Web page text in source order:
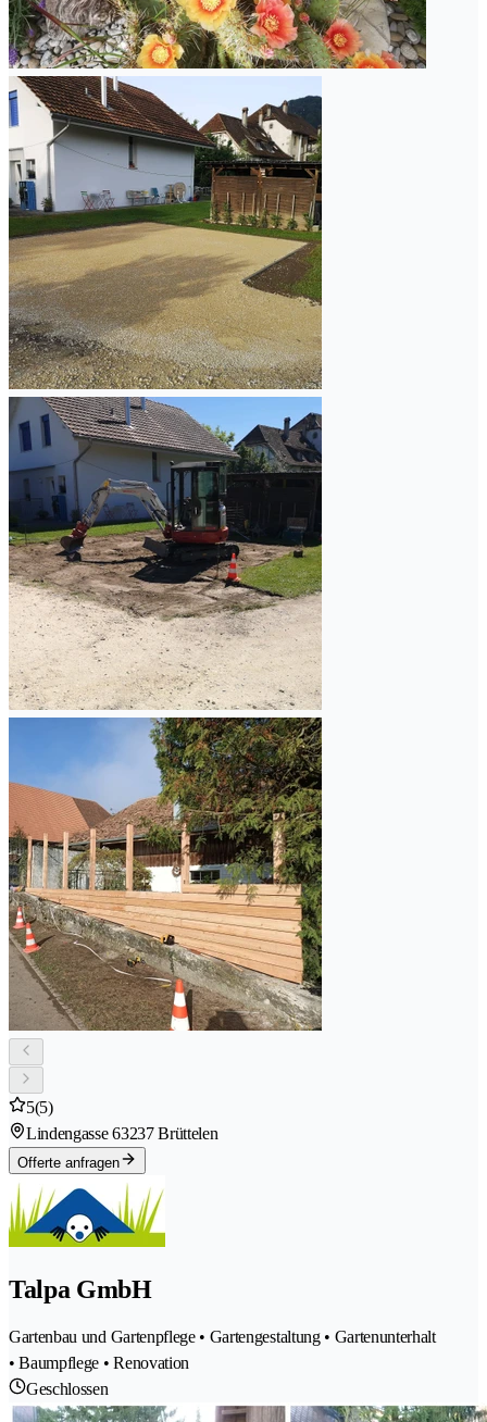
5(5)
Lindengasse 63237 Brüttelen
Offerte anfragen
Talpa GmbH
Gartenbau und Gartenpflege • Gartengestaltung • Gartenunterhalt
• Baumpflege • Renovation
Geschlossen